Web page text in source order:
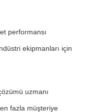
performansı
ekipmanları için
uzmanı
fazla müşteriye